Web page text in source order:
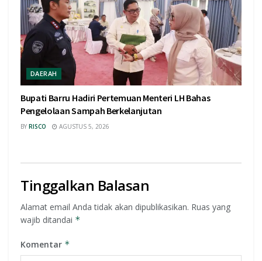
DAERAH
Bupati Barru Hadiri Pertemuan Menteri LH Bahas
Pengelolaan Sampah Berkelanjutan
BY RISCO AGUSTUS 5, 2026
Tinggalkan Balasan
Alamat email Anda tidak akan dipublikasikan. Ruas yang
wajib ditandai *
Komentar *